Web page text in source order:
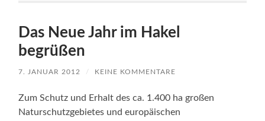
Das Neue Jahr im Hakel
begrüßen
7. JANUAR 2012 / KEINE KOMMENTARE
Zum Schutz und Erhalt des ca. 1.400 ha großen
Naturschutzgebietes und europäischen